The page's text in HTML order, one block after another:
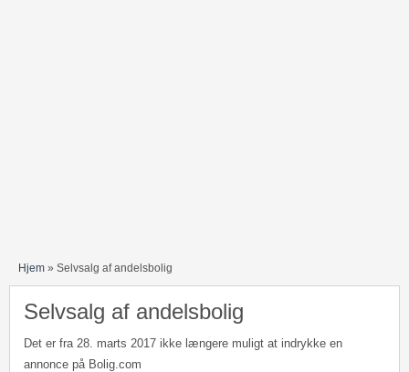
Hjem » Selvsalg af andelsbolig
Selvsalg af andelsbolig
Det er fra 28. marts 2017 ikke længere muligt at indrykke en
annonce på Bolig.com